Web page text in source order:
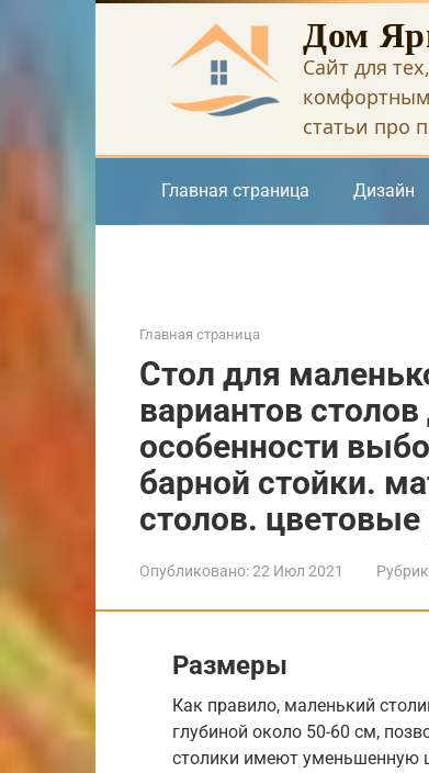
Дом
Сайт для
статьи про
Главная страница Дизайн
Главная страница
Стол для
вариантов
особенности
барной стойки.
столов.
Опубликовано:22 Июл 2021
Размеры
Как правило, маленький
глубиной около 50-60 см,
столики имеют уменьшенную